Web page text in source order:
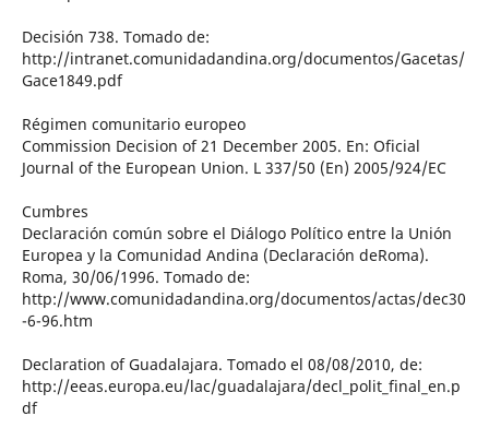
Decisión 738. Tomado de:
http://intranet.comunidadandina.org/documentos/Gacetas/
Gace1849.pdf
Régimen comunitario europeo
Commission Decision of 21 December 2005. En: Oficial
Journal of the European Union. L 337/50 (En) 2005/924/EC
Cumbres
Declaración común sobre el Diálogo Político entre la Unión
Europea y la Comunidad Andina (Declaración deRoma).
Roma, 30/06/1996. Tomado de:
http://www.comunidadandina.org/documentos/actas/dec30
-6-96.htm
Declaration of Guadalajara. Tomado el 08/08/2010, de:
http://eeas.europa.eu/lac/guadalajara/decl_polit_final_en.p
df